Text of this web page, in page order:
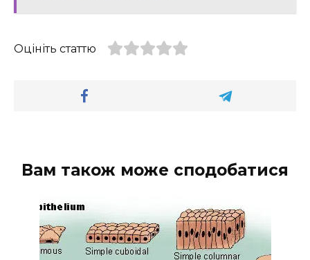
Оцініть статтю
Вам також може сподобатися